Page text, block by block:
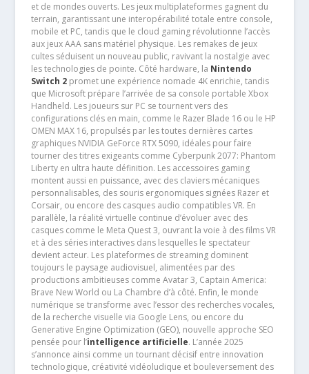
et de mondes ouverts. Les jeux multiplateformes gagnent du
terrain, garantissant une interopérabilité totale entre console,
mobile et PC, tandis que le cloud gaming révolutionne l’accès
aux jeux AAA sans matériel physique. Les remakes de jeux
cultes séduisent un nouveau public, ravivant la nostalgie avec
les technologies de pointe. Côté hardware, la Nintendo
Switch 2promet une expérience nomade 4K enrichie, tandis
que Microsoft prépare l’arrivée de sa console portable Xbox
Handheld. Les joueurs sur PC se tournent vers des
configurations clés en main, comme le Razer Blade 16 ou le HP
OMEN MAX 16, propulsés par les toutes dernières cartes
graphiques NVIDIA GeForce RTX 5090, idéales pour faire
tourner des titres exigeants comme Cyberpunk 2077: Phantom
Liberty en ultra haute définition. Les accessoires gaming
montent aussi en puissance, avec des claviers mécaniques
personnalisables, des souris ergonomiques signées Razer et
Corsair, ou encore des casques audio compatibles VR. En
parallèle, la réalité virtuelle continue d’évoluer avec des
casques comme le Meta Quest 3, ouvrant la voie à des films VR
et à des séries interactives dans lesquelles le spectateur
devient acteur. Les plateformes de streaming dominent
toujours le paysage audiovisuel, alimentées par des
productions ambitieuses comme Avatar 3, Captain America:
Brave New World ou La Chambre d’à côté. Enfin, le monde
numérique se transforme avec l’essor des recherches vocales,
de la recherche visuelle via Google Lens, ou encore du
Generative Engine Optimization (GEO), nouvelle approche SEO
pensée pour l’intelligence artificielle. L’année 2025
s’annonce ainsi comme un tournant décisif entre innovation
technologique, créativité vidéoludique et bouleversement des